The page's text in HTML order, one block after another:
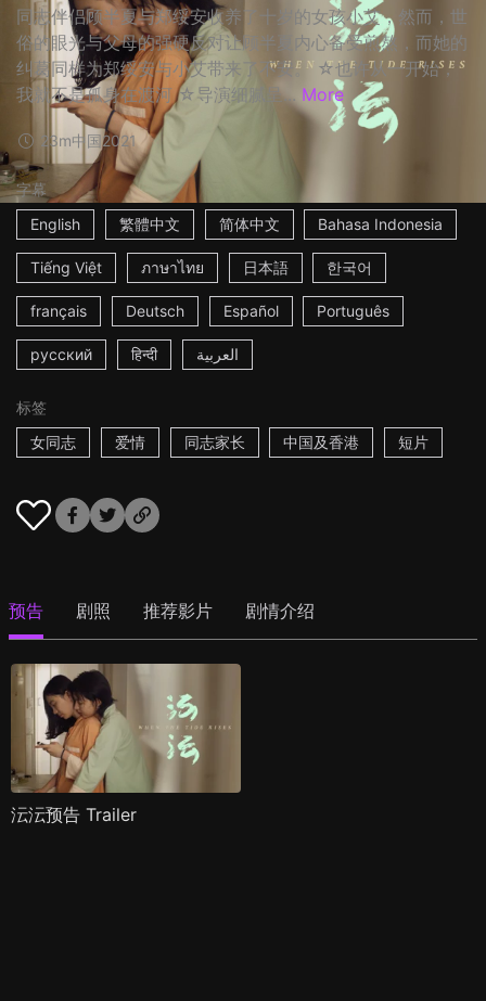
同志伴侣顾半夏与郑绥安收养了十岁的女孩小艾，然而，世
俗的眼光与父母的强硬反对让顾半夏内心备受煎熬，而她的
纠葛同样为郑绥安与小艾带来了不安。 ☆也许从一开始，
我就不是孤身在渡河 ☆导演细腻呈... More
23m中国2021
字幕
English
繁體中文 简体中文 Bahasa Indonesia
Tiếng Việt ภาษาไทย 日本語 한국어
français Deutsch Español Português
русский हिन्दी العربية
标签
女同志
爱情 同志家长 中国及香港 短片
预告 剧照 推荐影片 剧情介绍
沄沄预告 Trailer